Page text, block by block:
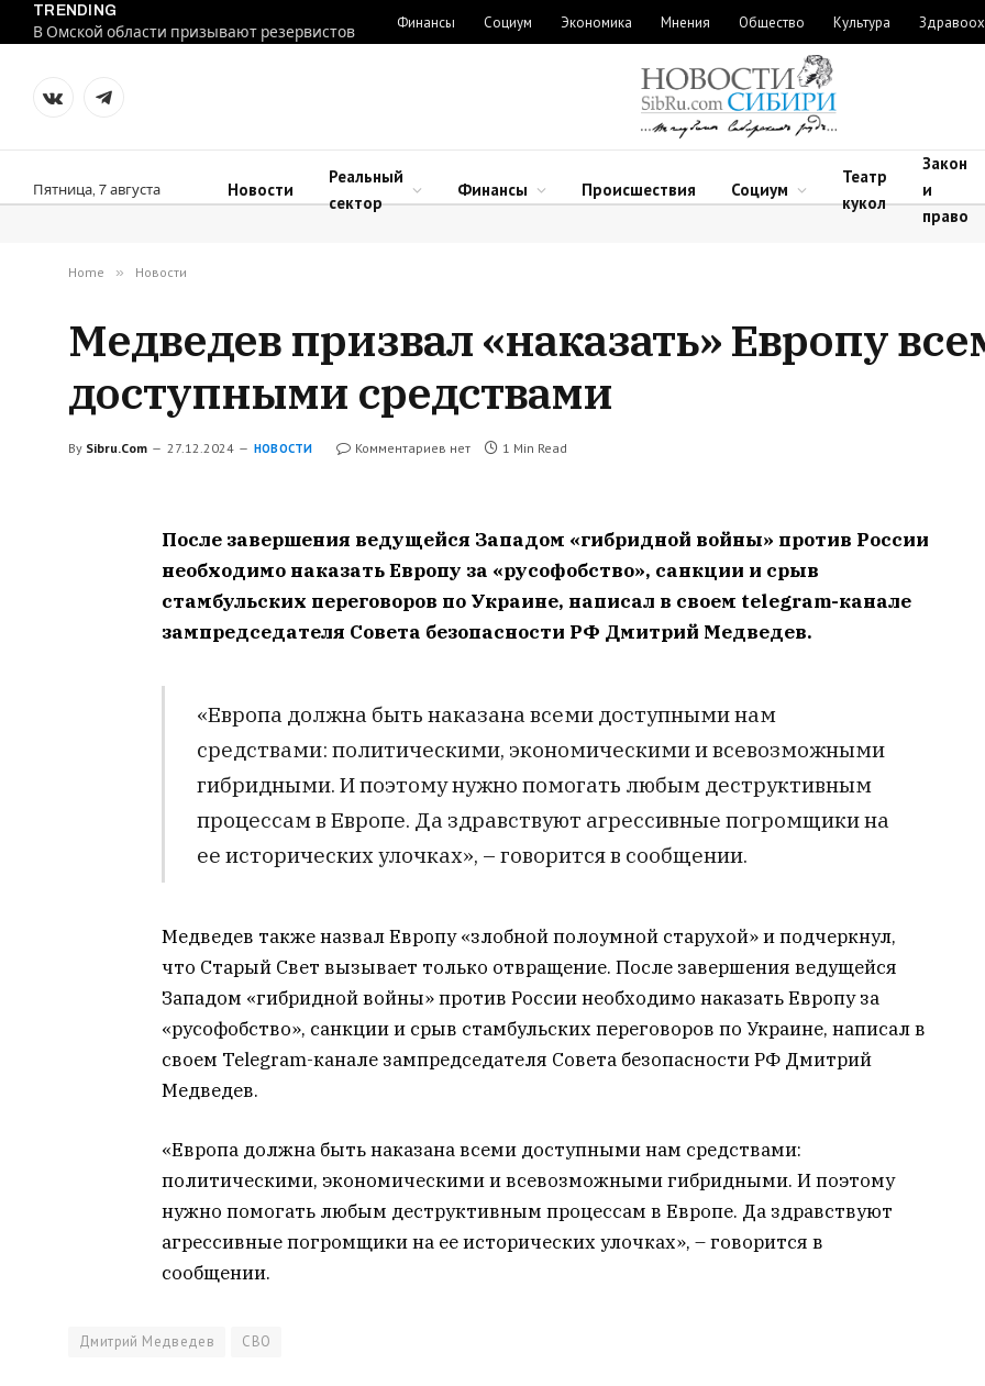
TRENDING
В Омской области призывают резервистов
Финансы Социум Экономика Мнения Общество Культура
VKontakteTelegram
Пятница, 7 августа Новости
Реальный
сектор
Финансы Происшествия Социум
Театр
кукол
Закон
и
право
Home » Новости
Медведев призвал «наказать» Европу
доступными средствами
By Sibru.Com 27.12.2024 НОВОСТИ Комментариев нет 1 Min Read
После завершения ведущейся Западом «гибридной войны» против России
необходимо наказать Европу за «русофобство», санкции и срыв
стамбульских переговоров по Украине, написал в своем telegram-канале
зампредседателя Совета безопасности РФ Дмитрий Медведев.
«Европа должна быть наказана всеми доступными нам
средствами: политическими, экономическими и всевозможными
гибридными. И поэтому нужно помогать любым деструктивным
процессам в Европе. Да здравствуют агрессивные погромщики на
ее исторических улочках», – говорится в сообщении.
Медведев также назвал Европу «злобной полоумной старухой» и подчеркнул,
что Старый Свет вызывает только отвращение. После завершения ведущейся
Западом «гибридной войны» против России необходимо наказать Европу за
«русофобство», санкции и срыв стамбульских переговоров по Украине, написал в
своем Telegram-канале зампредседателя Совета безопасности РФ Дмитрий
Медведев.
«Европа должна быть наказана всеми доступными нам средствами:
политическими, экономическими и всевозможными гибридными. И поэтому
нужно помогать любым деструктивным процессам в Европе. Да здравствуют
агрессивные погромщики на ее исторических улочках», – говорится в
сообщении.
Дмитрий Медведев СВО